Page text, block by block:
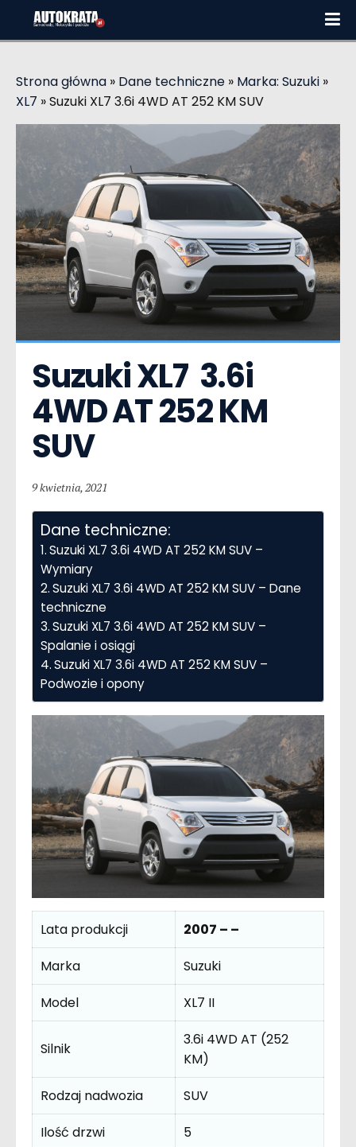
Strona główna » Dane techniczne » Marka: Suzuki »
XL7 »Suzuki XL7 3.6i 4WD AT 252 KM SUV
Suzuki XL7  3.6i
4WD AT 252 KM
SUV
9 kwietnia, 2021
Dane techniczne:
Suzuki XL7 3.6i 4WD AT 252 KM SUV –
Wymiary
Suzuki XL7 3.6i 4WD AT 252 KM SUV – Dane
techniczne
Suzuki XL7 3.6i 4WD AT 252 KM SUV –
Spalanie i osiągi
Suzuki XL7 3.6i 4WD AT 252 KM SUV –
Podwozie i opony
Lata produkcji
2007 – –
Marka
Suzuki
Model
XL7 II
Silnik
3.6i 4WD AT (252
KM)
Rodzaj nadwozia
SUV
Ilość drzwi
5